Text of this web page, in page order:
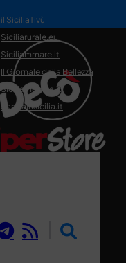
il SiciliaTivù
Siciliarurale.eu
Siciliammare.it
Il Giornale della Bellezza
Siciliamedica.it
Sanitainsicilia.it